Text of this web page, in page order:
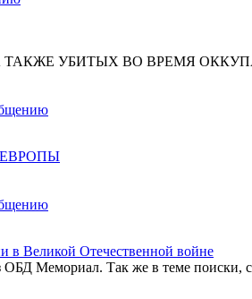
УБИТЫХ ВО ВРЕМЯ
Великой Отечественной войне
Мемориал. Так же в теме поиски,